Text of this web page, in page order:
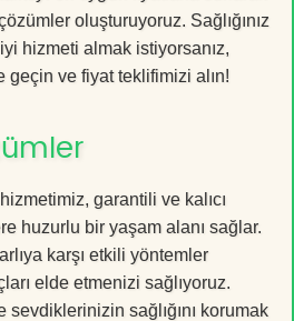
oluşturuyoruz. Sağlığınız
hizmeti almak istiyorsanız,
geçin ve fiyat teklifimizi alın!
garantili ve kalıcı
huzurlu bir yaşam alanı sağlar.
karşı etkili yöntemler
elde etmenizi sağlıyoruz.
sağlığını korumak